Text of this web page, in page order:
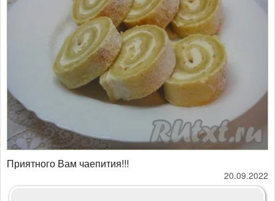
Приятного Вам чаепития!!!
20.09.2022